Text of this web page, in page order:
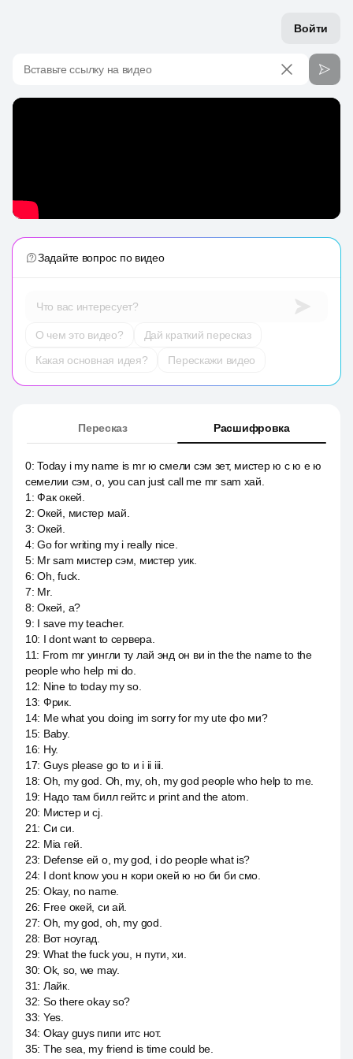
Войти
Вставьте ссылку на видео
Задайте вопрос по видео
Что вас интересует?
О чем это видео?
Дай краткий пересказ
Какая основная идея?
Перескажи видео
Пересказ Расшифровка
0:Today i my name is mr ю смели сэм зет, мистер ю с ю е ю
семелии сэм, о, you can just call me mr sam хай.
1 :Фак окей.
2:Окей, мистер май.
3:Окей.
4:Go for writing my i really nice.
5: Mr sam мистер сэм, мистер уик.
6:Oh, fuck.
7: Mr.
8:Окей, а?
9: I save my teacher.
10: I dont want to сервера.
11: From mr уингли ту лай энд он ви in the the name to the
people who help mi do.
12: Nine to today my so.
13: Фрик.
14: Me what you doing im sorry for my ute фо ми?
15: Baby.
16: Ну.
17: Guys please go to и i ii iii.
18: Oh, my god. Oh, my, oh, my god people who help to me.
19: Надо там билл гейтс и print and the atom.
20: Мистер и cj.
21: Си си.
22: Mia гей.
23: Defense ей о, my god, i do people what is?
24: I dont know you н кори окей ю но би би смо.
25: Okay, no name.
26: Free окей, си ай.
27: Oh, my god, oh, my god.
28: Вот ноугад.
29: What the fuck you, н пути, хи.
30: Ok, so, we may.
31: Лайк.
32: So there okay so?
33: Yes.
34: Okay guys пипи итс нот.
35: The sea, my friend is time could be.